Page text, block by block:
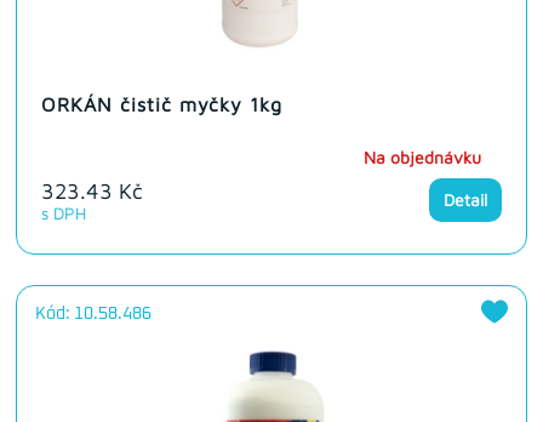
ORKÁN čistič myčky 1kg
323.43 Kč
s DPH
Na objednávku
Detail
Kód: 10.58.486